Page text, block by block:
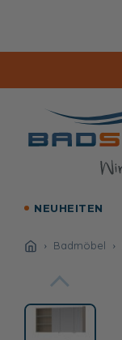
NEUHEITEN
Badmöbel